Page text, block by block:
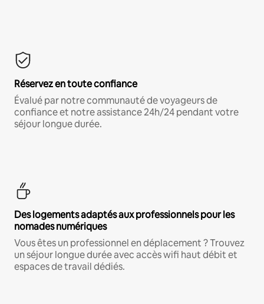
Réservez en toute confiance
Évalué par notre communauté de voyageurs de
confiance et notre assistance 24h/24 pendant votre
séjour longue durée.
Des logements adaptés aux professionnels pour les
nomades numériques
Vous êtes un professionnel en déplacement ? Trouvez
un séjour longue durée avec accès wifi haut débit et
espaces de travail dédiés.